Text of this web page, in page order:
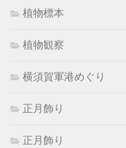
植物標本
植物観察
横須賀軍港めぐり
正月飾り
正月飾り